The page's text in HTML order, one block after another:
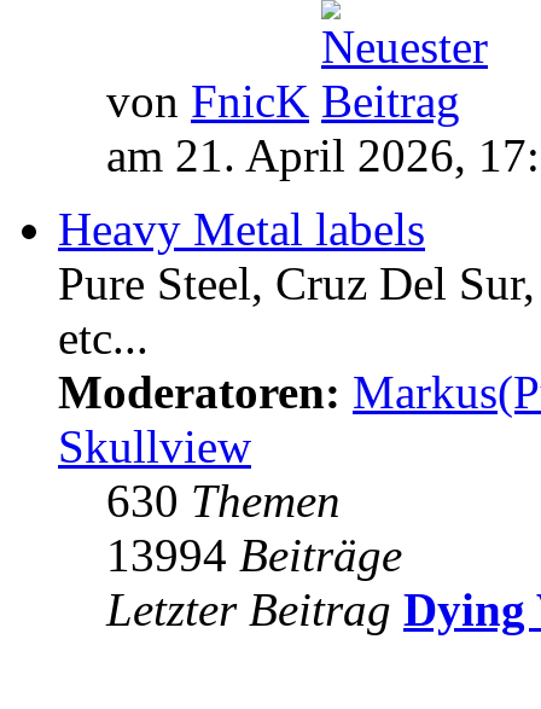
von FnicK
am 21. April 2026,
Heavy Metal labels
Pure Steel, Cruz Del
etc...
Moderatoren:
Skullview
630 Themen
13994 Beiträge
Letzter Beitrag Dying